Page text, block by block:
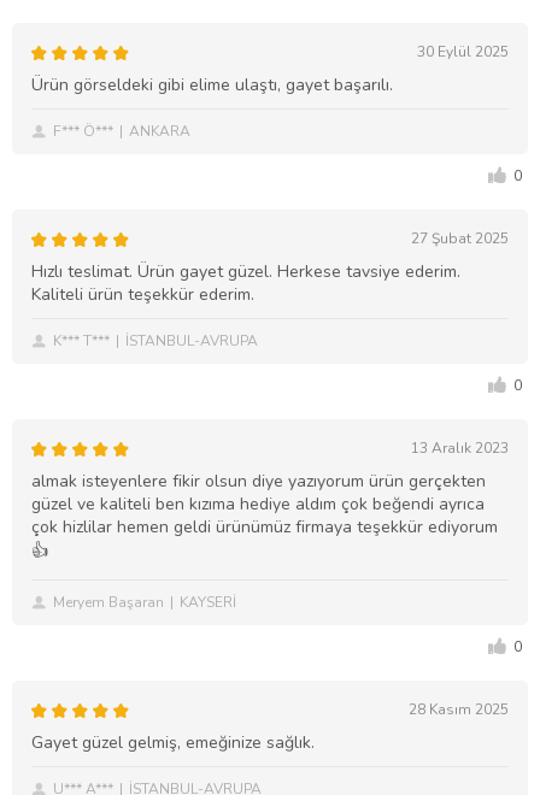
30 Eylül 2025
Ürün görseldeki gibi elime ulaştı, gayet başarılı.
F*** Ö*** ANKARA
0
27 Şubat 2025
Hızlı teslimat. Ürün gayet güzel. Herkese tavsiye ederim.
Kaliteli ürün teşekkür ederim.
K*** T*** İSTANBUL-AVRUPA
0
13 Aralık 2023
almak isteyenlere fikir olsun diye yazıyorum ürün gerçekten
güzel ve kaliteli ben kızıma hediye aldım çok beğendi ayrıca
çok hizlilar hemen geldi ürünümüz firmaya teşekkür ediyorum
👍
Meryem Başaran KAYSERİ
0
28 Kasım 2025
Gayet güzel gelmiş, emeğinize sağlık.
U*** A*** İSTANBUL-AVRUPA